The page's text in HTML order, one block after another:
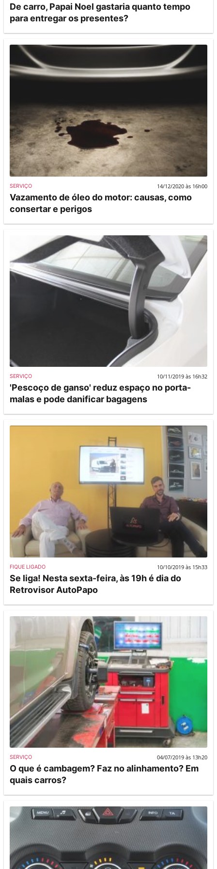
De carro, Papai Noel gastaria quanto tempo
para entregar os presentes?
SERVIÇO 14/12/2020 às 16h00
Vazamento de óleo do motor: causas, como
consertar e perigos
SERVIÇO 10/11/2019 às 16h32
'Pescoço de ganso' reduz espaço no porta-
malas e pode danificar bagagens
FIQUE LIGADO 10/10/2019 às 15h33
Se liga! Nesta sexta-feira, às 19h é dia do
Retrovisor AutoPapo
SERVIÇO 04/07/2019 às 13h20
O que é cambagem? Faz no alinhamento? Em
quais carros?